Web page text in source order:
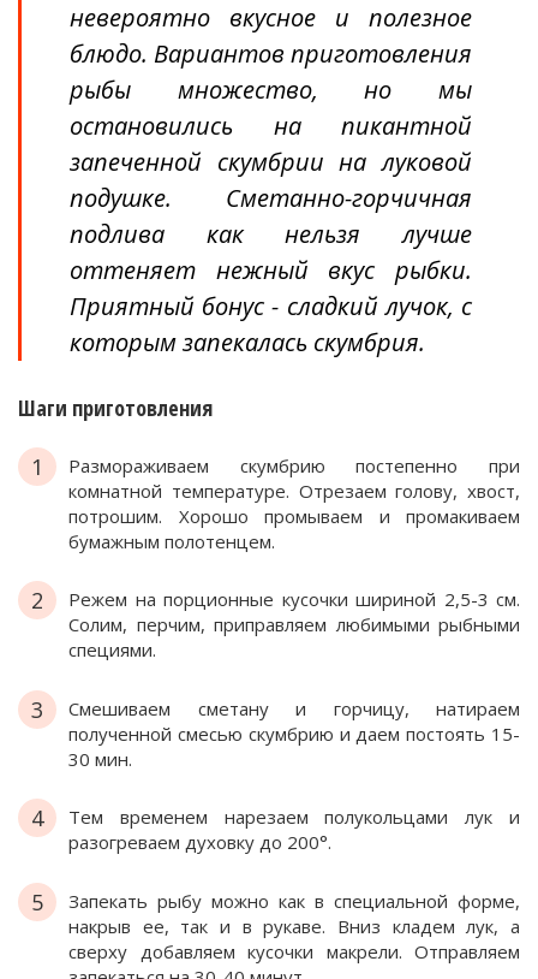
невероятно вкусное и полезное
блюдо. Вариантов приготовления
рыбы множество, но мы
остановились на пикантной
запеченной скумбрии на луковой
подушке. Сметанно-горчичная
подлива как нельзя лучше
оттеняет нежный вкус рыбки.
Приятный бонус - сладкий лучок, с
которым запекалась скумбрия.
Шаги приготовления
1
Размораживаем скумбрию постепенно при
комнатной температуре. Отрезаем голову, хвост,
потрошим. Хорошо промываем и промакиваем
бумажным полотенцем.
2
Режем на порционные кусочки шириной 2,5-3 см.
Солим, перчим, приправляем любимыми рыбными
специями.
3
Смешиваем сметану и горчицу, натираем
полученной смесью скумбрию и даем постоять 15-
30 мин.
4
Тем временем нарезаем полукольцами лук и
разогреваем духовку до 200°.
5
Запекать рыбу можно как в специальной форме,
накрыв ее, так и в рукаве. Вниз кладем лук, а
сверху добавляем кусочки макрели. Отправляем